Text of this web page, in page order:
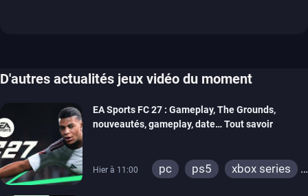
D'autres actualités jeux vidéo du moment
EA Sports FC 27 : Gameplay, The Grounds,
nouveautés, gameplay, date… Tout savoir
Hier à 11:00 pc ps5
xbox series